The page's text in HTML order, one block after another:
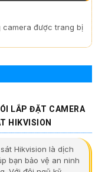
camera được trang bị
LẮP ĐẶT CAMERA
HIKVISION
Hikvision là dịch
bạn bảo vệ an ninh